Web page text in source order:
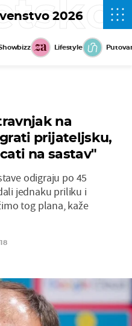
2026
Lifestyle
na
prijateljsku,
na sastav"
odigraju po 45
jednaku priliku i
tog plana, kaže